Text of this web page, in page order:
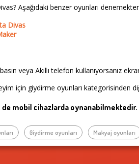
Aşağıdaki benzer oyunları
Divas
veya Akıllı telefon kullanıyorsanız
için giydirme oyunları kategorisinden
de mobil cihazlarda oynanabilmektedir.
Giydirme oyunları Makyaj oyunları